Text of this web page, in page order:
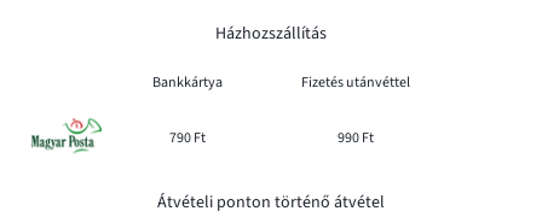
Házhozszállítás
Bankkártya Fizetés utánvéttel
790 Ft 990 Ft
Átvételi ponton történő átvétel